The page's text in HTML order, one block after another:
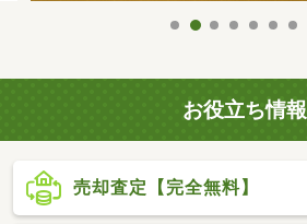
お役立ち情報
売却査定【完全無料】